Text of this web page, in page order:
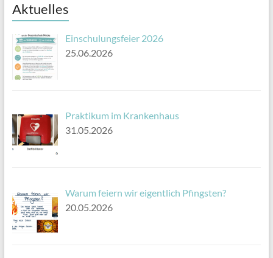
Aktuelles
Einschulungsfeier 2026
25.06.2026
Praktikum im Krankenhaus
31.05.2026
Warum feiern wir eigentlich Pfingsten?
20.05.2026